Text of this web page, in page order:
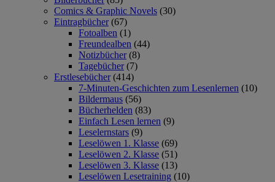
Comics & Graphic Novels (30)
Eintragbücher (67)
Fotoalben (1)
Freundealben (44)
Notizbücher (8)
Tagebücher (7)
Erstlesebücher (414)
7-Minuten-Geschichten zum Lesenlernen (10)
Bildermaus (56)
Bücherhelden (83)
Einfach Lesen lernen (9)
Leselernstars (9)
Leselöwen 1. Klasse (69)
Leselöwen 2. Klasse (51)
Leselöwen 3. Klasse (13)
Leselöwen Lesetraining (10)